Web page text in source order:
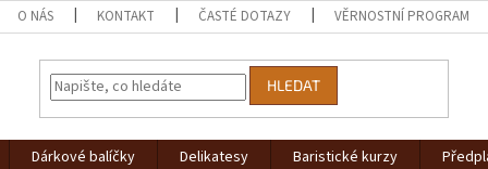
O NÁS KONTAKT ČASTÉ DOTAZY VĚRNOSTNÍ PROGRAM
HLEDAT
Dárkové balíčky Delikatesy Baristické kurzy